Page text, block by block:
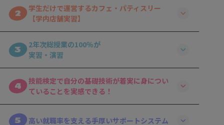
2
学生だけで運営するカフェ・パティスリー
【学内店舗実習】
3
2年次総授業の100％が
実習・演習
4
技能検定で自分の基礎技術が着実に身につい
ていることを実感できる！
5 高い就職率を支える手厚いサポートシステム